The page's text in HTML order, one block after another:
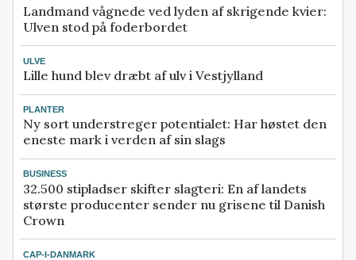
Landmand vågnede ved lyden af skrigende kvier:
Ulven stod på foderbordet
ULVE
Lille hund blev dræbt af ulv i Vestjylland
PLANTER
Ny sort understreger potentialet: Har høstet den
eneste mark i verden af sin slags
BUSINESS
32.500 stipladser skifter slagteri: En af landets
største producenter sender nu grisene til Danish
Crown
CAP-I-DANMARK